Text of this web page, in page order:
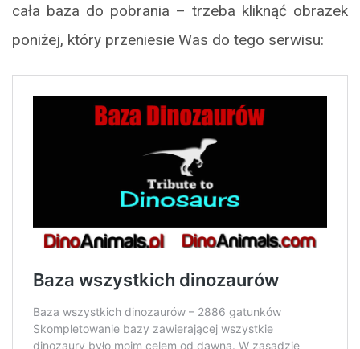
cała baza do pobrania – trzeba kliknąć obrazek
poniżej, który przeniesie Was do tego serwisu: